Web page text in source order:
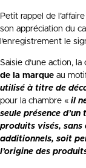
Petit rappel de
son appréciation du
l’enregistrement le
Saisie d’une action,
de la marque au
utilisé à titre de
pour la chambre « il
seule présence
produits visés, sans
additionnels, soit
l’origine des